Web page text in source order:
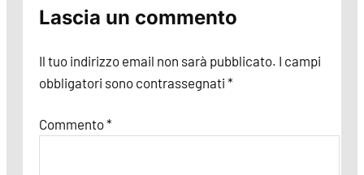
Lascia un commento
Il tuo indirizzo email non sarà pubblicato. I campi
obbligatori sono contrassegnati *
Commento*